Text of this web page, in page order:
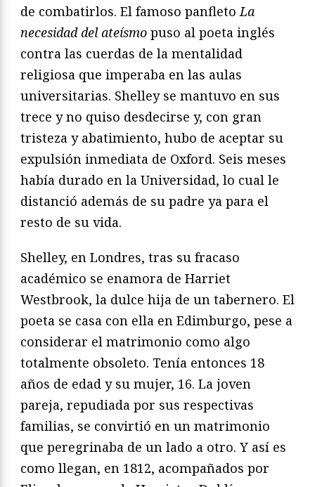
de combatirlos. El famoso panfletoLa
necesidad del ateísmo puso al poeta inglés
contra las cuerdas de la mentalidad
religiosa que imperaba en las aulas
universitarias. Shelley se mantuvo en sus
trece y no quiso desdecirse y, con gran
tristeza y abatimiento, hubo de aceptar su
expulsión inmediata de Oxford. Seis meses
había durado en la Universidad, lo cual le
distanció además de su padre ya para el
resto de su vida.
Shelley, en Londres, tras su fracaso
académico se enamora de Harriet
Westbrook, la dulce hija de un tabernero. El
poeta se casa con ella en Edimburgo, pese a
considerar el matrimonio como algo
totalmente obsoleto. Tenía entonces 18
años de edad y su mujer, 16. La joven
pareja, repudiada por sus respectivas
familias, se convirtió en un matrimonio
que peregrinaba de un lado a otro. Y así es
como llegan, en 1812, acompañados por